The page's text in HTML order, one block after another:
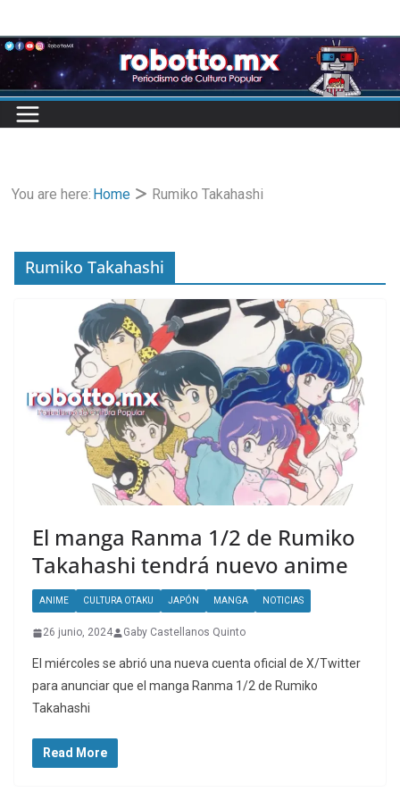
to
content
You are here: Home Rumiko Takahashi
Rumiko Takahashi
El manga Ranma 1/2 de Rumiko
Takahashi tendrá nuevo anime
ANIME CULTURA OTAKU JAPÓN MANGA NOTICIAS
26 junio, 2024 Gaby Castellanos Quinto
El miércoles se abrió una nueva cuenta oficial de X/Twitter
para anunciar que el manga Ranma 1/2 de Rumiko
Takahashi
Read More